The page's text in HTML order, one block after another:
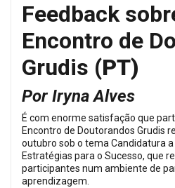
Feedback
Encontro de
Grudis (PT)
Por Iryna Alves
É com enorme satisfação que
Encontro de Doutorandos Grudis
outubro sob o tema Candidatura
Estratégias para o Sucesso, que
participantes num ambiente de
aprendizagem.